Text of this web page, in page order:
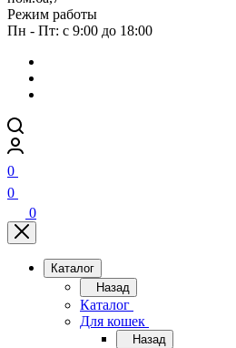
Режим работы
Пн - Пт: с 9:00 до 18:00
0
0
0
Каталог
Назад
Каталог
Для кошек
Назад